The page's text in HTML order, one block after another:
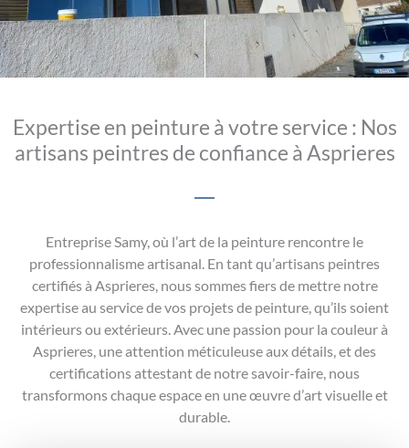
Expertise en peinture à votre service : Nos
artisans peintres de confiance à Asprieres
Entreprise Samy, où l’art de la peinture rencontre le
professionnalisme artisanal. En tant qu’artisans peintres
certifiés à Asprieres, nous sommes fiers de mettre notre
expertise au service de vos projets de peinture, qu’ils soient
intérieurs ou extérieurs. Avec une passion pour la couleur à
Asprieres, une attention méticuleuse aux détails, et des
certifications attestant de notre savoir-faire, nous
transformons chaque espace en une œuvre d’art visuelle et
durable.